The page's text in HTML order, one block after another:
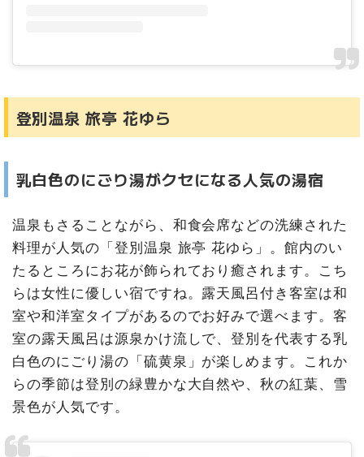
登別温泉 旅亭 花ゆら
乳白色のにごり湯がクセになる人気の湯宿
温泉もさることながら、和食会席などの洗練された
料理が人気の「登別温泉 旅亭 花ゆら」。館内のい
たるところにお花が飾られており癒されます。こち
らは女性に優しい宿ですね。露天風呂付き客室は和
室や和洋室タイプがあるのでお好みで選べます。客
室の露天風呂は源泉かけ流しで、登別を代表する乳
白色のにごり湯の「硫黄泉」が楽しめます。これか
らの季節は登別の緑豊かな大自然や、秋の紅葉、雪
景色が人気です。